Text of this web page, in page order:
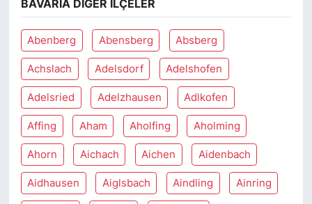
BAVARIA DIĞER İLÇELER
Abenberg Abensberg Absberg
Achslach Adelsdorf Adelshofen
Adelsried Adelzhausen Adlkofen
Affing Aham Aholfing Aholming
Ahorn Aichach Aichen Aidenbach
Aidhausen Aiglsbach Aindling Ainring